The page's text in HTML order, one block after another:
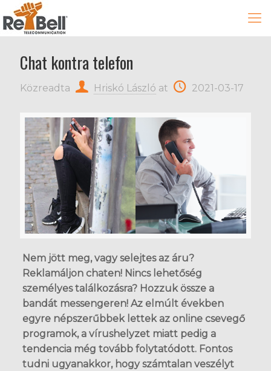
Chat kontra telefon
Közreadta Hriskó László at 2021-03-17
Nem jött meg, vagy selejtes az áru?
Reklamáljon chaten! Nincs lehetőség
személyes találkozásra? Hozzuk össze a
bandát messengeren! Az elmúlt években
egyre népszerűbbek lettek az online csevegő
programok, a vírushelyzet miatt pedig a
tendencia még tovább folytatódott. Fontos
tudni ugyanakkor, hogy számtalan veszélyt